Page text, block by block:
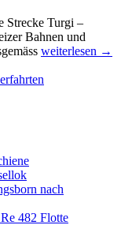
Strecke Turgi –
Bahnen und
150
Turgi
weiterlesen →
nach
482 Flotte